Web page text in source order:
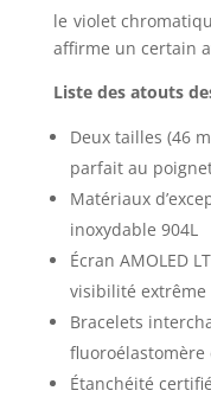
le violet
affirme un certain
Liste des atouts
Deux tailles (46
parfait au
Matériaux
inoxydable 904L
Écran AMOLED
visibilité extrême
Bracelets
fluoroélastomère
Étanchéité